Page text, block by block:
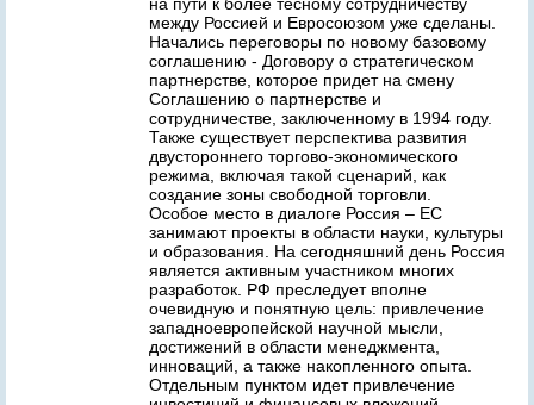
между Россией и Евросоюзом уже сделаны.
Начались переговоры по новому базовому
соглашению - Договору о стратегическом
партнерстве, которое придет на смену
Соглашению о партнерстве и
сотрудничестве, заключенному в 1994 году.
Также существует перспектива развития
двустороннего торгово-экономического
режима, включая такой сценарий, как
создание зоны свободной торговли.
Особое место в диалоге Россия – ЕС
занимают проекты в области науки, культуры
и образования. На сегодняшний день Россия
является активным участником многих
разработок. РФ преследует вполне
очевидную и понятную цель: привлечение
западноевропейской научной мысли,
достижений в области менеджмента,
инноваций, а также накопленного опыта.
Отдельным пунктом идет привлечение